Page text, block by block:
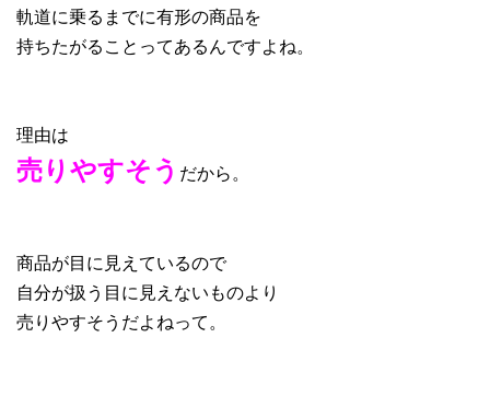
軌道に乗るまでに有形の商品を
持ちたがることってあるんですよね。
理由は
売りやすそう だから。
商品が目に見えているので
自分が扱う目に見えないものより
売りやすそうだよねって。